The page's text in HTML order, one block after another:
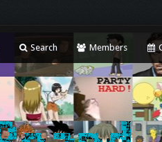
Search Members